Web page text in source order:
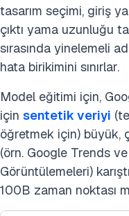
tasarım seçimi, giriş
çıktı yama uzunluğu
sırasında yinelemeli
hata birikimini sınırlar.
Model eğitimi için,
için sentetik veriyi
öğretmek için) büyük,
(örn. Google Trends
Görüntülemeleri)
100B zaman noktası